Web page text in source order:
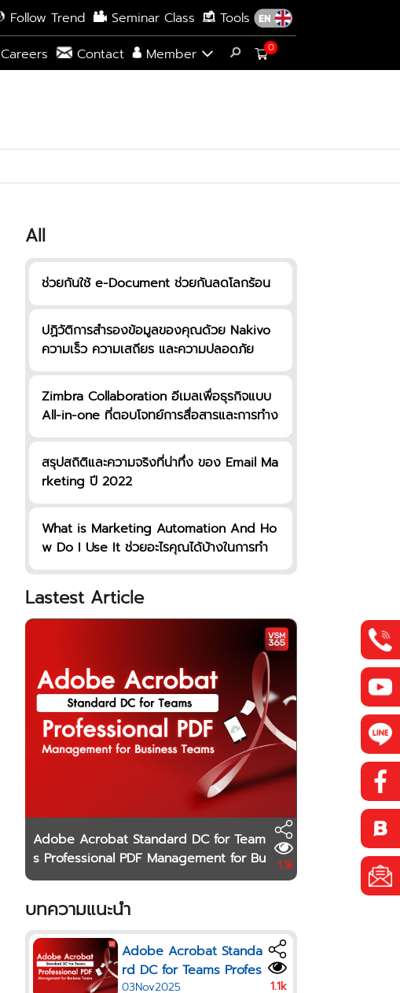
Follow Trend Seminar Class
Tools
Careers Contact Member 0
All
ช่วยกันใช้ e-Document ช่วยกันลดโลกร้อน
ปฏิวัติการสำรองข้อมูลของคุณด้วย Nakivo
ความเร็ว ความเสถียร และความปลอดภัย
Zimbra Collaboration อีเมลเพื่อธุรกิจแบบ
All-in-one ที่ตอบโจทย์การสื่อสารและการทำง
านระดับองค์กรอย่างมีประสิทธิภาพ
สรุปสถิติและความจริงที่น่าทึ่ง ของ Email Ma
rketing ปี 2022
What is Marketing Automation And Ho
w Do I Use It ช่วยอะไรคุณได้บ้างในการทำ
Digital Marketing
Lastest Article
Adobe Acrobat Standard DC for Team
s Professional PDF Management for Bu
siness Teams
1.1k
บทความแนะนำ
Adobe Acrobat Standa
rd DC for Teams Profes
sional PDF Managemen
03Nov2025 1.1k